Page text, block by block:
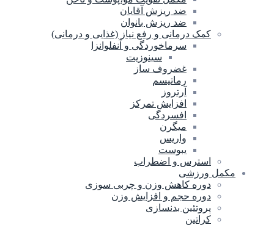
ضد ریزش آقایان
ضد ریزش بانوان
کمک درمانی و رفع نیاز (غذایی و درمانی)
سرماخوردگی و آنفلوانزا
سینوزیت
غضروف ساز
رماتیسم
آرتروز
افزایش تمرکز
افسردگی
میگرن
واریس
یبوست
استرس و اضطراب
مکمل ورزشی
دوره کاهش وزن و چربی سوزی
دوره حجم و افزایش وزن
پروتئین بدنسازی
کراتین